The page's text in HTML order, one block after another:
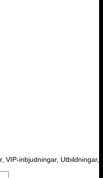
VIP-inbjudningar, Utbildningar,